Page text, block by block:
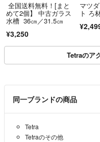
全国送料無料！[まと
めて2個】 中古ガラス
水槽 36㎝／31.5㎝
¥3,250
マツ
ト ろ
Tetraのア
同一ブランドの商品
Tetra
Tetraのその他